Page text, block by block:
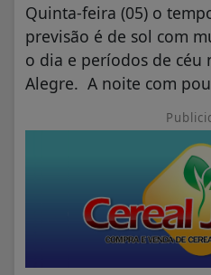
Quinta-feira (05) o
previsão é de sol com
o dia e períodos de céu
Alegre. A noite com